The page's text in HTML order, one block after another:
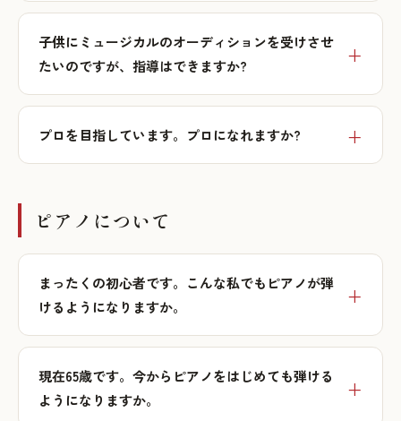
子供にミュージカルのオーディションを受けさせ
たいのですが、指導はできますか?
プロを目指しています。プロになれますか?
ピアノについて
まったくの初心者です。こんな私でもピアノが弾
けるようになりますか。
現在65歳です。今からピアノをはじめても弾ける
ようになりますか。